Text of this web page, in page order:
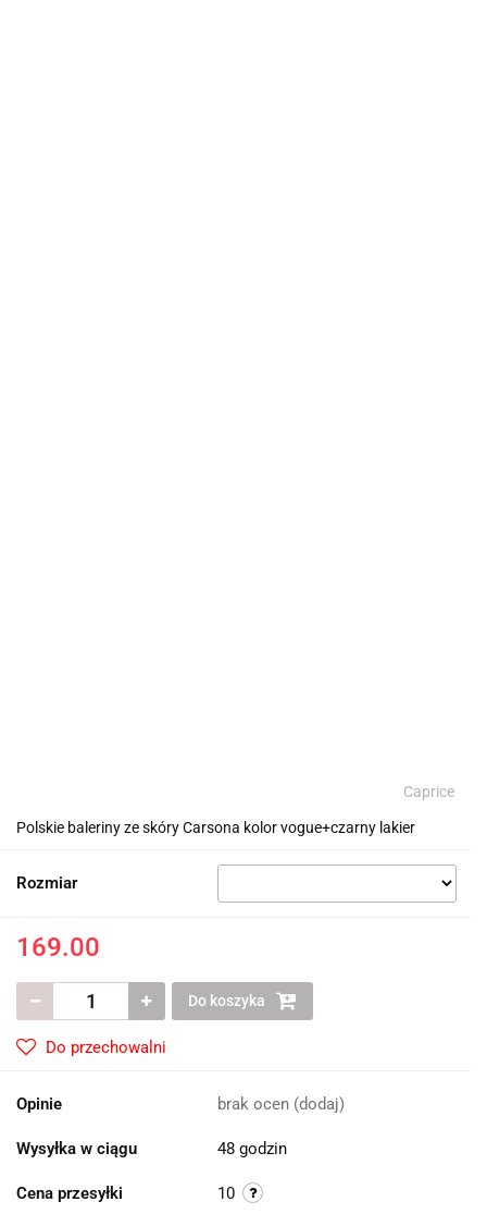
Caprice
Polskie baleriny ze skóry Carsona kolor vogue+czarny lakier
Rozmiar
169.00
Do koszyka
Do przechowalni
Opinie brak ocen (dodaj)
Wysyłka w ciągu 48 godzin
Cena przesyłki 10